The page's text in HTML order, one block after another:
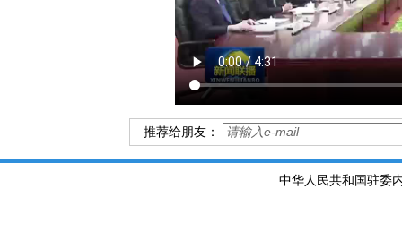
推荐给朋友：
中华人民共和国驻委